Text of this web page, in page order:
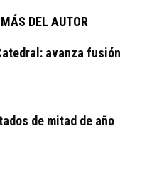
MÁS DEL AUTOR
avanza fusión
de mitad de año